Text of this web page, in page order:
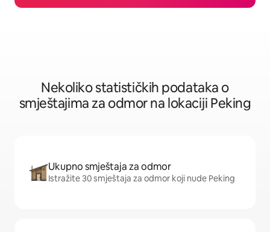
Nekoliko statističkih podataka o
smještajima za odmor na lokaciji Peking
Ukupno smještaja za odmor
Istražite 30 smještaja za odmor koji nude Peking